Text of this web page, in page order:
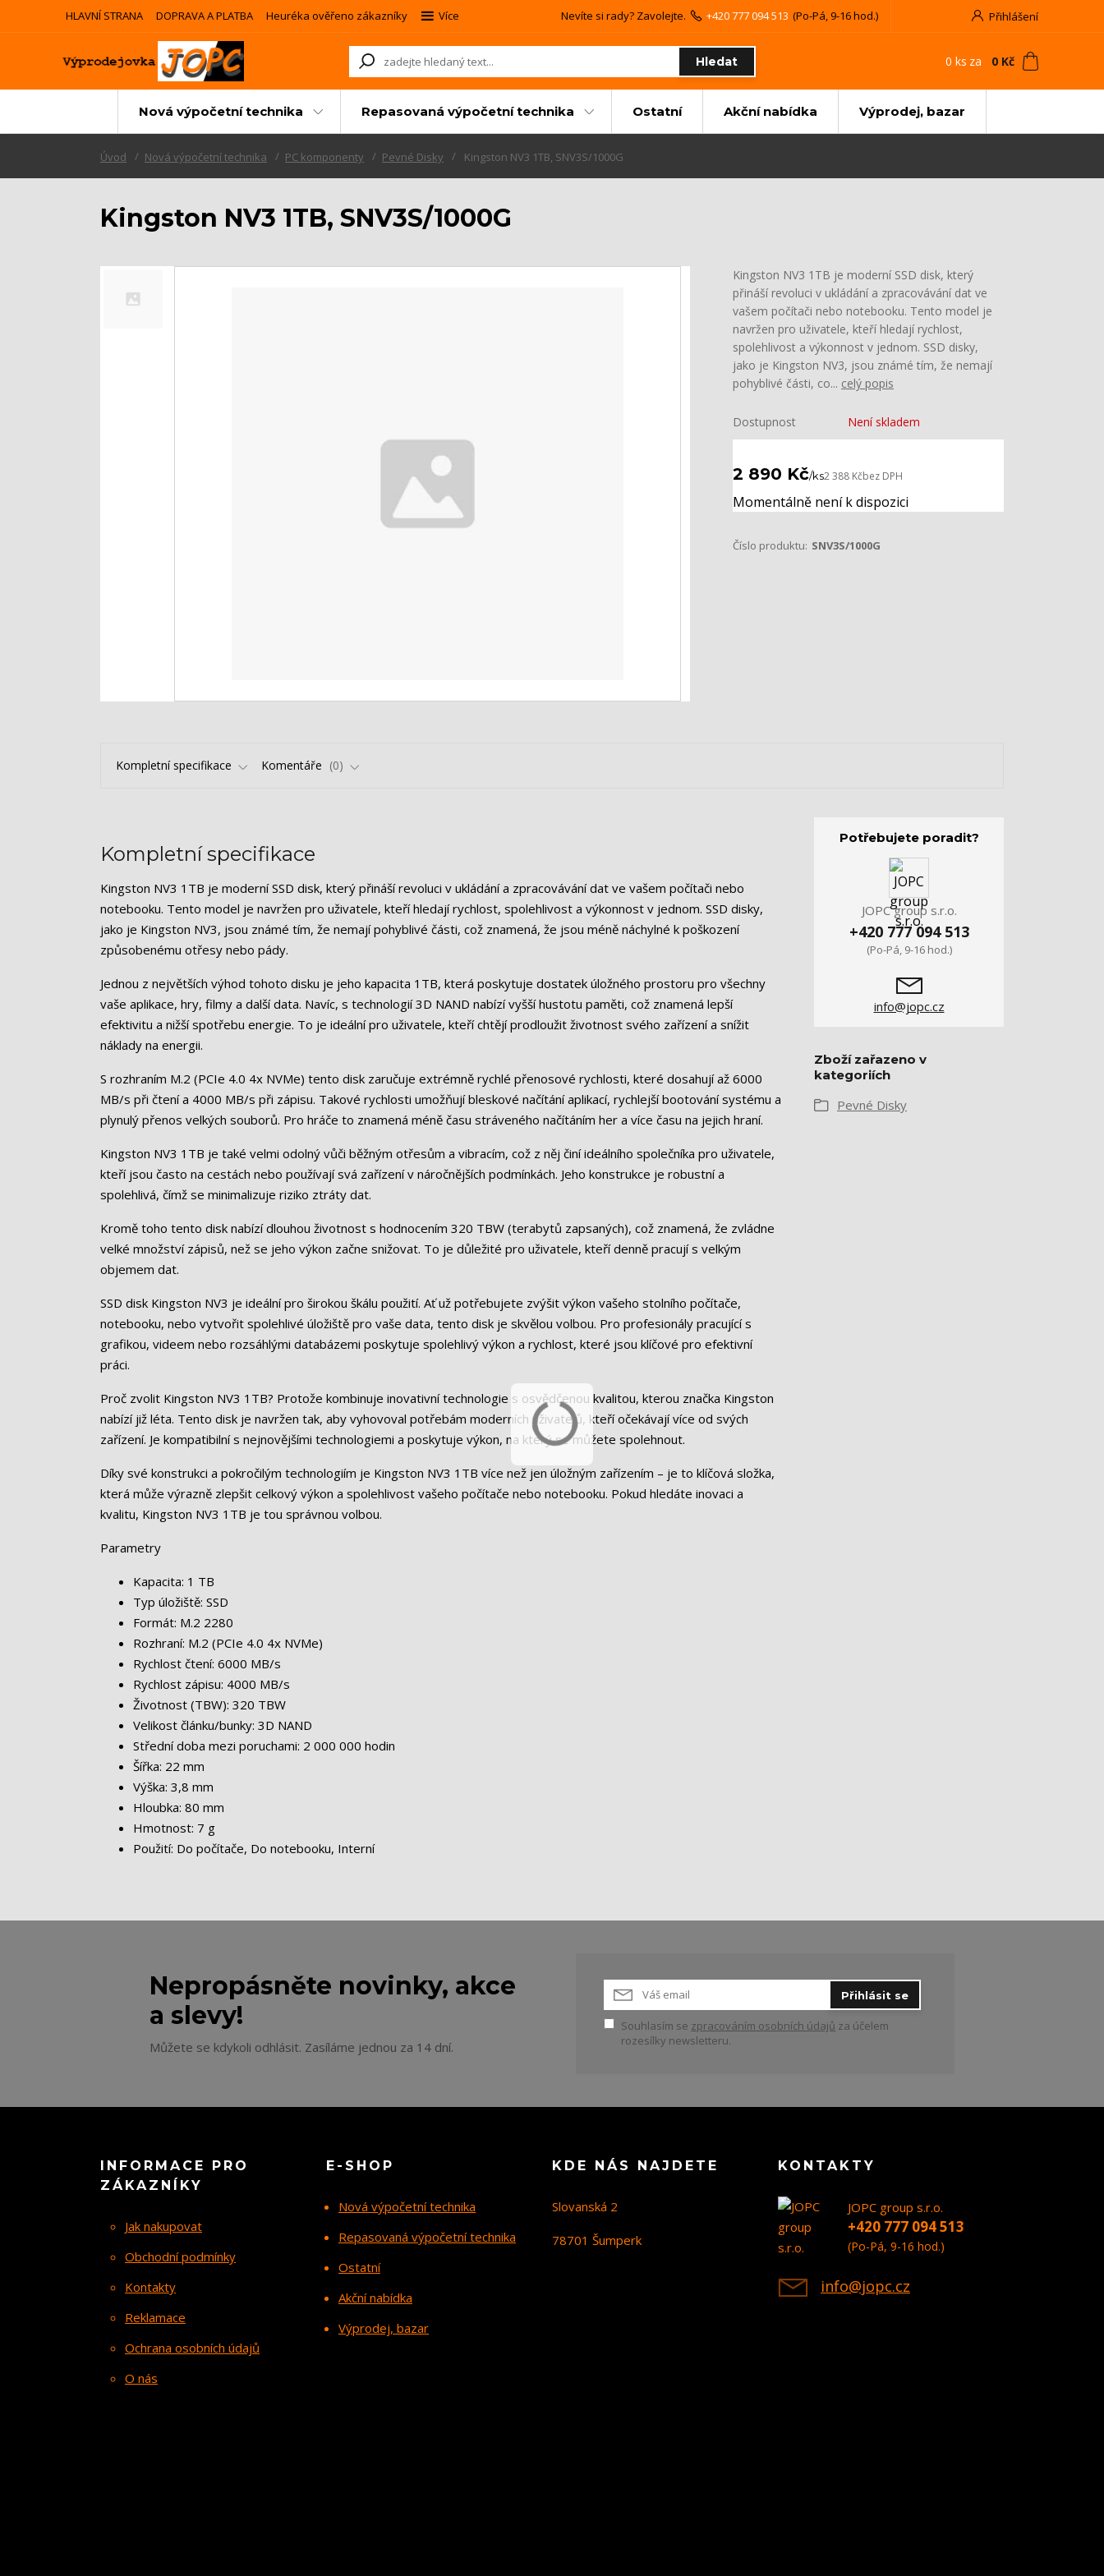
HLAVNÍ STRANA DOPRAVA A PLATBA Heuréka ověřeno zákazníky Více Přihlášení
Hledat
Nevíte si rady? Zavolejte. +420 777 094 513 (Po-Pá, 9-16 hod.)
0 ks za 0 Kč
Nová výpočetní technika Repasovaná výpočetní technika Ostatní Akční nabídka Výprodej, bazar
Úvod Nová výpočetní technika PC komponenty Pevné Disky Kingston NV3 1TB, SNV3S/1000G
Kingston NV3 1TB, SNV3S/1000G
Kingston NV3 1TB je moderní SSD disk, který
přináší revoluci v ukládání a zpracovávání dat ve
vašem počítači nebo notebooku. Tento model je
navržen pro uživatele, kteří hledají rychlost,
spolehlivost a výkonnost v jednom. SSD disky,
jako je Kingston NV3, jsou známé tím, že nemají
pohyblivé části, co... celý popis
Dostupnost Není skladem
2 890 Kč/ks2 388 Kčbez DPH
Momentálně není k dispozici
Číslo produktu: SNV3S/1000G
Kompletní specifikace Komentáře 0
Kompletní specifikace
Kingston NV3 1TB je moderní SSD disk, který přináší revoluci v ukládání a zpracovávání dat ve vašem počítači nebo
notebooku. Tento model je navržen pro uživatele, kteří hledají rychlost, spolehlivost a výkonnost v jednom. SSD disky,
jako je Kingston NV3, jsou známé tím, že nemají pohyblivé části, což znamená, že jsou méně náchylné k poškození
způsobenému otřesy nebo pády.
Jednou z největších výhod tohoto disku je jeho kapacita 1TB, která poskytuje dostatek úložného prostoru pro všechny
vaše aplikace, hry, filmy a další data. Navíc, s technologií 3D NAND nabízí vyšší hustotu paměti, což znamená lepší
efektivitu a nižší spotřebu energie. To je ideální pro uživatele, kteří chtějí prodloužit životnost svého zařízení a snížit
náklady na energii.
S rozhraním M.2 (PCIe 4.0 4x NVMe) tento disk zaručuje extrémně rychlé přenosové rychlosti, které dosahují až 6000
MB/s při čtení a 4000 MB/s při zápisu. Takové rychlosti umožňují bleskové načítání aplikací, rychlejší bootování systému a
plynulý přenos velkých souborů. Pro hráče to znamená méně času stráveného načítáním her a více času na jejich hraní.
Kingston NV3 1TB je také velmi odolný vůči běžným otřesům a vibracím, což z něj činí ideálního společníka pro uživatele,
kteří jsou často na cestách nebo používají svá zařízení v náročnějších podmínkách. Jeho konstrukce je robustní a
spolehlivá, čímž se minimalizuje riziko ztráty dat.
Kromě toho tento disk nabízí dlouhou životnost s hodnocením 320 TBW (terabytů zapsaných), což znamená, že zvládne
velké množství zápisů, než se jeho výkon začne snižovat. To je důležité pro uživatele, kteří denně pracují s velkým
objemem dat.
SSD disk Kingston NV3 je ideální pro širokou škálu použití. Ať už potřebujete zvýšit výkon vašeho stolního počítače,
notebooku, nebo vytvořit spolehlivé úložiště pro vaše data, tento disk je skvělou volbou. Pro profesionály pracující s
grafikou, videem nebo rozsáhlými databázemi poskytuje spolehlivý výkon a rychlost, které jsou klíčové pro efektivní
práci.
Proč zvolit Kingston NV3 1TB? Protože kombinuje inovativní technologie s osvědčenou kvalitou, kterou značka Kingston
nabízí již léta. Tento disk je navržen tak, aby vyhovoval potřebám moderních uživatelů, kteří očekávají více od svých
zařízení. Je kompatibilní s nejnovějšími technologiemi a poskytuje výkon, na který se můžete spolehnout.
Díky své konstrukci a pokročilým technologiím je Kingston NV3 1TB více než jen úložným zařízením – je to klíčová složka,
která může výrazně zlepšit celkový výkon a spolehlivost vašeho počítače nebo notebooku. Pokud hledáte inovaci a
kvalitu, Kingston NV3 1TB je tou správnou volbou.
Parametry
Kapacita: 1 TB
Typ úložiště: SSD
Formát: M.2 2280
Rozhraní: M.2 (PCIe 4.0 4x NVMe)
Rychlost čtení: 6000 MB/s
Rychlost zápisu: 4000 MB/s
Životnost (TBW): 320 TBW
Velikost článku/bunky: 3D NAND
Střední doba mezi poruchami: 2 000 000 hodin
Šířka: 22 mm
Výška: 3,8 mm
Hloubka: 80 mm
Hmotnost: 7 g
Použití: Do počítače, Do notebooku, Interní
Potřebujete poradit?
JOPC group s.r.o.
+420 777 094 513
(Po-Pá, 9-16 hod.)
info@jopc.cz
Zboží zařazeno v
kategoriích
Pevné Disky
Nepropásněte novinky, akce
a slevy!
Můžete se kdykoli odhlásit. Zasíláme jednou za 14 dní.
Přihlásit se
Souhlasím se zpracováním osobních údajů za účelem
rozesílky newsletteru.
INFORMACE PRO
ZÁKAZNÍKY
Jak nakupovat
Obchodní podmínky
Kontakty
Reklamace
Ochrana osobních údajů
O nás
E-SHOP
Nová výpočetní technika
Repasovaná výpočetní technika
Ostatní
Akční nabídka
Výprodej, bazar
KDE NÁS NAJDETE
Slovanská 2
78701 Šumperk
KONTAKTY
JOPC group s.r.o.
+420 777 094 513
(Po-Pá, 9-16 hod.)
info@jopc.cz